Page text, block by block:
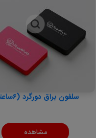
سلفون براق دورگرد (6ساعته)
مشاهده